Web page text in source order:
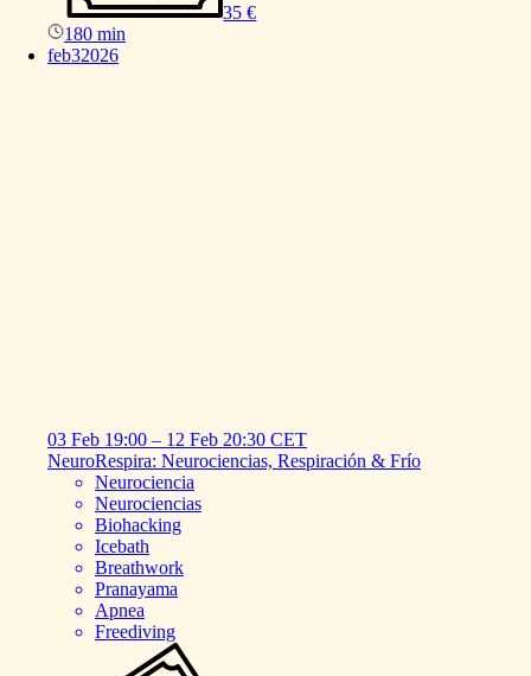
35 €
180 min
feb32026
03 Feb 19:00 – 12 Feb 20:30 CET
NeuroRespira: Neurociencias, Respiración & Frío
Neurociencia
Neurociencias
Biohacking
Icebath
Breathwork
Pranayama
Apnea
Freediving